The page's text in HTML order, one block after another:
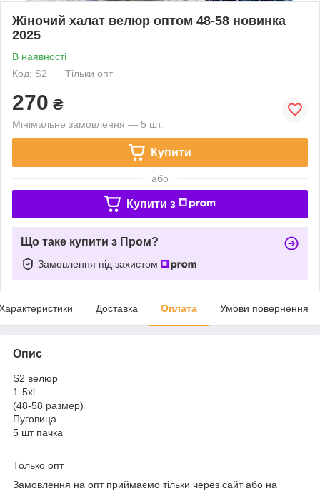
Жіночий халат велюр оптом 48-58 новинка
2025
В наявності
Код: S2
Тільки опт
270 ₴
Мінімальне замовлення — 5 шт.
Купити
або
Купити з
Що таке купити з Пром?
Замовлення під захистом
Доставка Оплата Умови повернення
Опис
S2 велюр
1-5xl
(48-58 размер)
Пуговица
5 шт пачка
Только опт
Замовлення на опт приймаємо тільки через сайт або на